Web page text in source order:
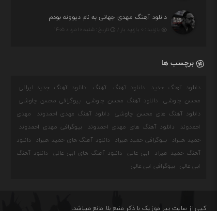
دانلود آهنگ مهدی جهانی به نام دیوونه بودم
بازدید : ۰ بازدید بار / تاریخ : شنبه ۱۰ مرداد ۱۴۰۵
برچسب ها
دانلود آهنگ جدید دانلود آهنگ آهنگ
دانلود آهنگ جدید ایرانی
محسن چاوشی
دانلود آهنگ محسن چاوشی
بیوگرافی محسن چاوشی
دانلود آهنگ های محسن چاوشی
دانلود آهنگ مهدی احمدوند
مهدی
احمدوند
دانلود آهنگ های مهدی احمدوند
بیوگرافی مهدی احمدوند
حمید هیراد
بیوگرافی حمید هیراد دانلود آهنگ های حمید هیراد
دانلود
آهنگ حمید هیراد
ابی عالی دانلود آهنگ های ابی عالی
دانلود آهنگ
ابی عالی
بیوگرافی ابی عالی
کپی از سایت پیر موزیک با ذکر منبع بلا مانع میباشد.